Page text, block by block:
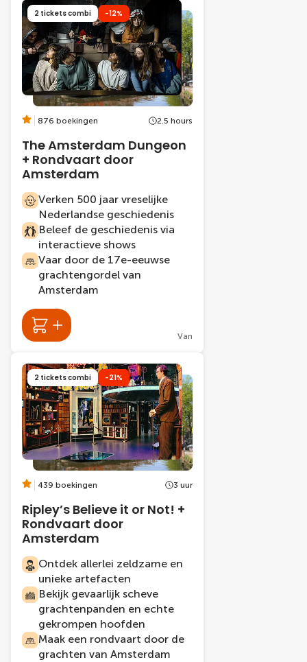
2 tickets combi -12%
876 boekingen 2.5 hours
The Amsterdam Dungeon
+ Rondvaart door
Amsterdam
Verken 500 jaar vreselijke
Nederlandse geschiedenis
Beleef de geschiedenis via
interactieve shows
Vaar door de 17e-eeuwse
grachtengordel van
Amsterdam
Van
2 tickets combi -21%
439 boekingen 3 uur
Ripley’s Believe it or Not! +
Rondvaart door
Amsterdam
Ontdek allerlei zeldzame en
unieke artefacten
Bekijk gevaarlijk scheve
grachtenpanden en echte
gekrompen hoofden
Maak een rondvaart door de
grachten van Amsterdam